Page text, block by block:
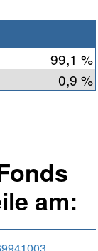
99,1 %
0,9 %
am: